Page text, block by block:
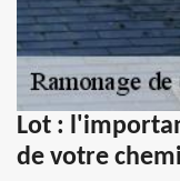
Lot :
de votre